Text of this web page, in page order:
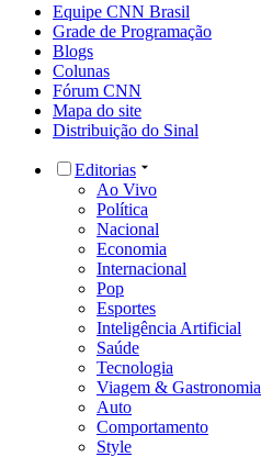
Equipe CNN Brasil
Grade de Programação
Blogs
Colunas
Fórum CNN
Mapa do site
Distribuição do Sinal
Editorias
Ao Vivo
Política
Nacional
Economia
Internacional
Pop
Esportes
Inteligência Artificial
Saúde
Tecnologia
Viagem & Gastronomia
Auto
Comportamento
Style